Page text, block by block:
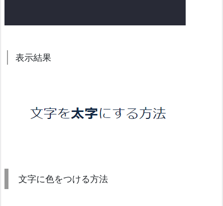
表示結果
文字に色をつける方法